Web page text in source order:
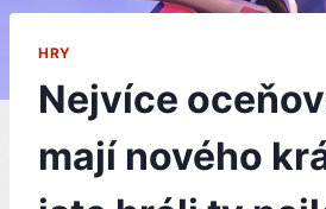
HRY
Nejvíce
mají nového